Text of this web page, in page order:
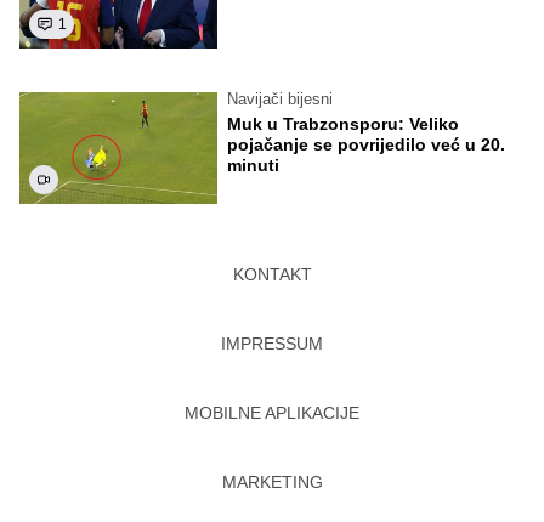
1
Navijači bijesni
Muk u Trabzonsporu: Veliko
pojačanje se povrijedilo već u 20.
minuti
KONTAKT
IMPRESSUM
MOBILNE APLIKACIJE
MARKETING